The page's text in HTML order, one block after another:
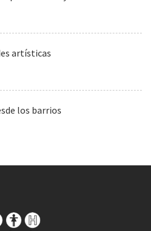
artísticas
los barrios